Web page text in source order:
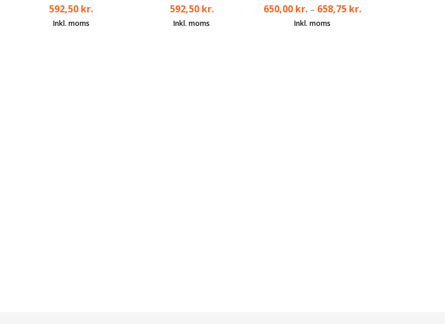
592,50 kr. 592,50 kr. 650,00 kr. – 658,75 kr.